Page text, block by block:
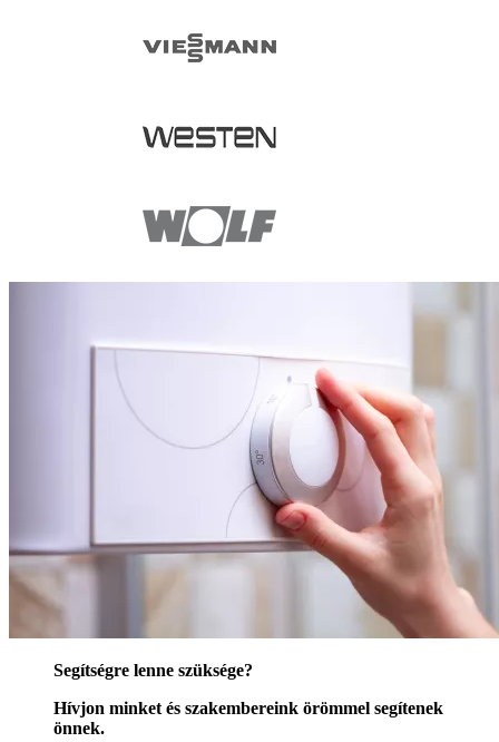
Segítségre lenne szüksége?
Hívjon minket és szakembereink örömmel segítenek
önnek.